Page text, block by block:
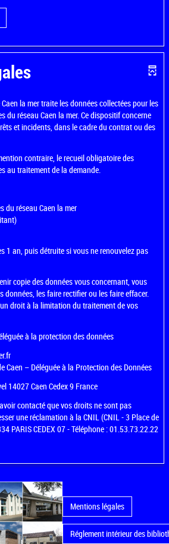
la mer traite les données collectées pour les
du réseau Caen la mer. Ce dispositif concerne
et incidents, dans le cadre du contrat ou des
contraire, le recueil obligatoire des
au traitement de la demande.
du réseau Caen la mer
1 an, puis détruite si vous ne renouvelez pas
copie des données vous concernant, vous
données, les faire rectifier ou les faire effacer.
droit à la limitation du traitement de vos
à la protection des données
Caen – Déléguée à la Protection des Données
14027 Caen Cedex 9 France
contacté que vos droits ne sont pas
une réclamation à la CNIL (CNIL - 3 Place de
PARIS CEDEX 07 - Téléphone : 01.53.73.22.22
Mentions légales
Réglement intérieur des